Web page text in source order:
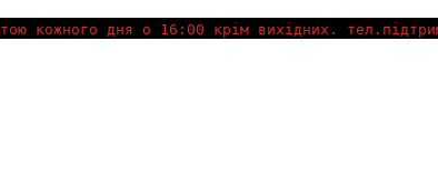
кожного дня о 16:00 крім вихідних.